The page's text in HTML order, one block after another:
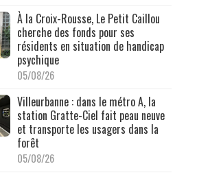
À la Croix-Rousse, Le Petit Caillou
cherche des fonds pour ses
résidents en situation de handicap
psychique
05/08/26
Villeurbanne : dans le métro A, la
station Gratte-Ciel fait peau neuve
et transporte les usagers dans la
forêt
05/08/26